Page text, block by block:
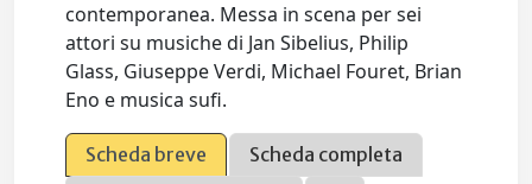
contemporanea. Messa in scena per sei
attori su musiche di Jan Sibelius, Philip
Glass, Giuseppe Verdi, Michael Fouret, Brian
Eno e musica sufi.
Scheda breve
Scheda completa